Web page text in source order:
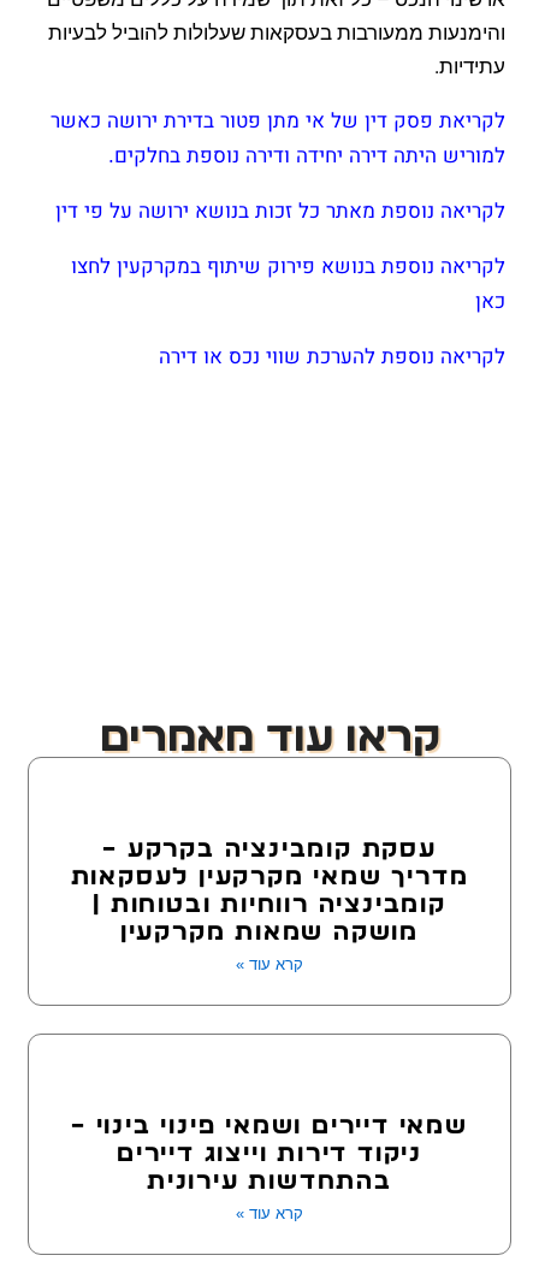
והימנעות ממעורבות בעסקאות שעלולות להוביל לבעיות
עתידיות.
לקריאת פסק דין של אי מתן פטור בדירת ירושה כאשר
למוריש היתה דירה יחידה ודירה נוספת בחלקים.
לקריאה נוספת מאתר כל זכות בנושא ירושה על פי דין
לקריאה נוספת בנושא פירוק שיתוף במקרקעין לחצו
כאן
לקריאה נוספת להערכת שווי נכס או דירה
קראו עוד מאמרים
עסקת קומבינציה בקרקע –
מדריך שמאי מקרקעין לעסקאות
קומבינציה רווחיות ובטוחות |
מושקה שמאות מקרקעין
קרא עוד »
שמאי דיירים ושמאי פינוי בינוי –
ניקוד דירות וייצוג דיירים
בהתחדשות עירונית
קרא עוד »